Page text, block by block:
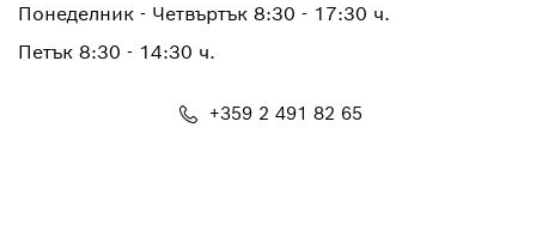
Понеделник - Четвъртък 8:30 - 17:30 ч.
Петък 8:30 - 14:30 ч.
+359 2 491 82 65